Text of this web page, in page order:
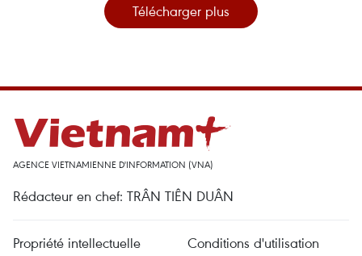
Télécharger plus
AGENCE VIETNAMIENNE D'INFORMATION (VNA)
Rédacteur en chef: TRÂN TIÊN DUÂN
Propriété intellectuelle Conditions d'utilisation